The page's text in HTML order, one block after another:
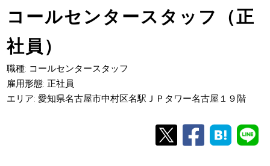
コールセンタースタッフ（正
社員）
職種: コールセンタースタッフ
雇用形態: 正社員
エリア: 愛知県名古屋市中村区名駅ＪＰタワー名古屋１９階